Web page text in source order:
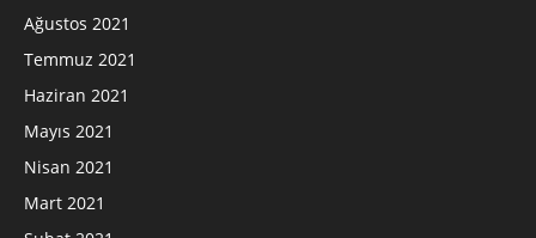
Ağustos 2021
Temmuz 2021
Haziran 2021
Mayıs 2021
Nisan 2021
Mart 2021